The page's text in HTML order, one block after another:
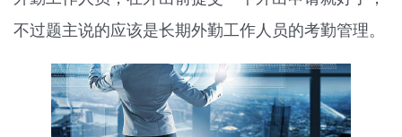
不过题主说的应该是长期外勤工作人员的考勤管理。